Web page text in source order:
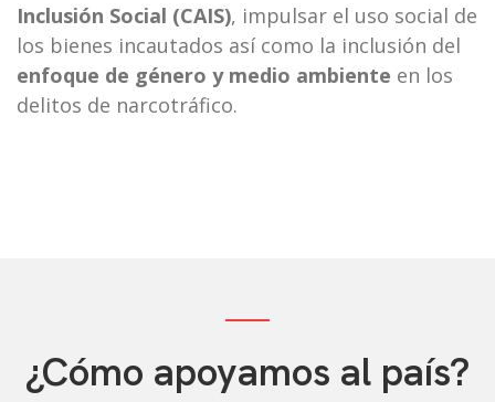
Inclusión Social (CAIS), impulsar el uso social de
los bienes incautados así como la inclusión del
enfoque de género y medio ambiente en los
delitos de narcotráfico.
¿Cómo apoyamos al país?